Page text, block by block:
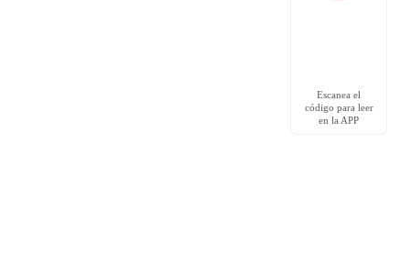
Escanea el
código para leer
en la APP